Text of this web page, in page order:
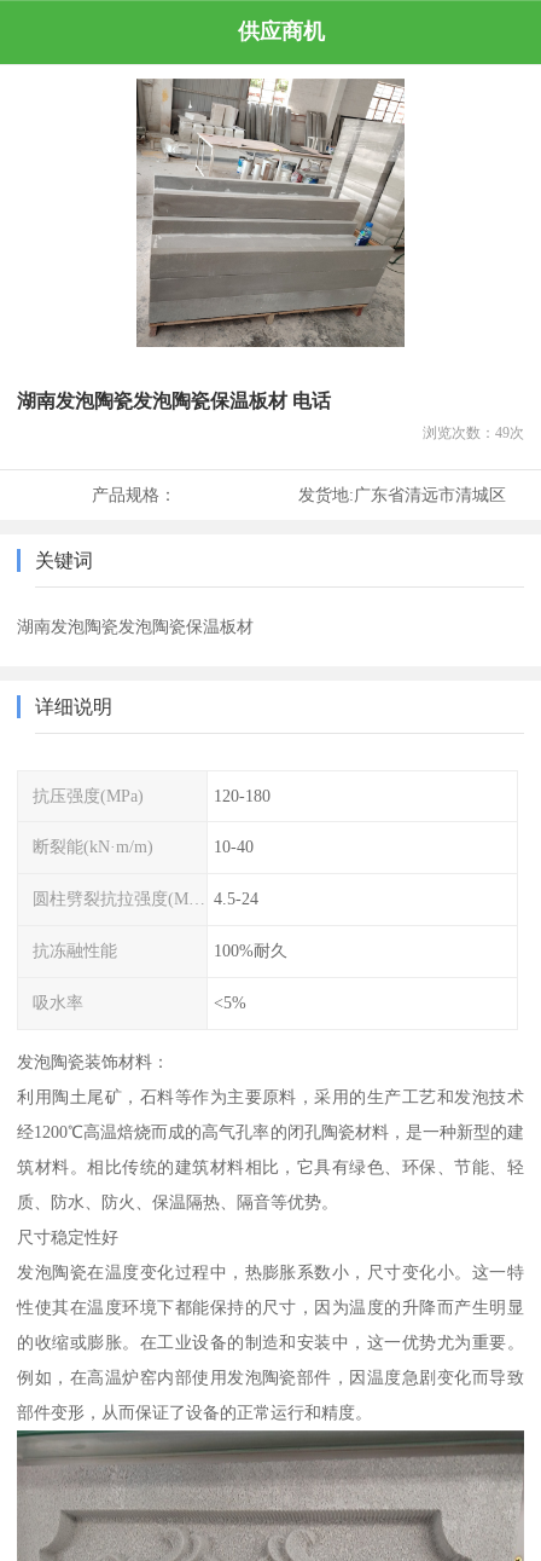
供应商机
湖南发泡陶瓷发泡陶瓷保温板材 电话
浏览次数： 49次
产品规格： 发货地:广东省清远市清城区
关键词
湖南发泡陶瓷发泡陶瓷保温板材
详细说明
抗压强度(MPa) 120-180
断裂能(kN·m/m) 10-40
圆柱劈裂抗拉强度(MPa) 4.5-24
抗冻融性能 100%耐久
吸水率 <5%
发泡陶瓷装饰材料：
利用陶土尾矿，石料等作为主要原料，采用的生产工艺和发泡技术
经1200℃高温焙烧而成的高气孔率的闭孔陶瓷材料，是一种新型的建
筑材料。相比传统的建筑材料相比，它具有绿色、环保、节能、轻
质、防水、防火、保温隔热、隔音等优势。
尺寸稳定性好
发泡陶瓷在温度变化过程中，热膨胀系数小，尺寸变化小。这一特
性使其在温度环境下都能保持的尺寸，因为温度的升降而产生明显
的收缩或膨胀。在工业设备的制造和安装中，这一优势尤为重要。
例如，在高温炉窑内部使用发泡陶瓷部件，因温度急剧变化而导致
部件变形，从而保证了设备的正常运行和精度。